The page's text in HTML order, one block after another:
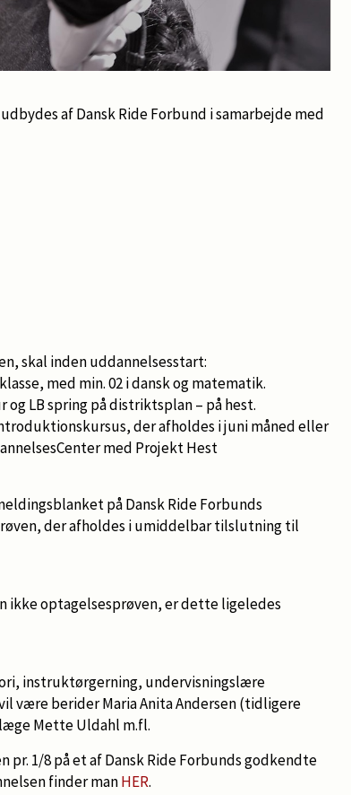
af Dansk Ride Forbund i samarbejde med
skal inden uddannelsesstart:
med min. 02 i dansk og matematik.
LB spring på distriktsplan – på hest.
der afholdes i juni måned eller
med Projekt Hest
på Dansk Ride Forbunds
der afholdes i umiddelbar tilslutning til
ikke optagelsesprøven, er dette ligeledes
instruktørgerning, undervisningslære
være berider Maria Anita Andersen (tidligere
Mette Uldahl m.fl.
1/8 på et af Dansk Ride Forbunds godkendte
finder manHER.